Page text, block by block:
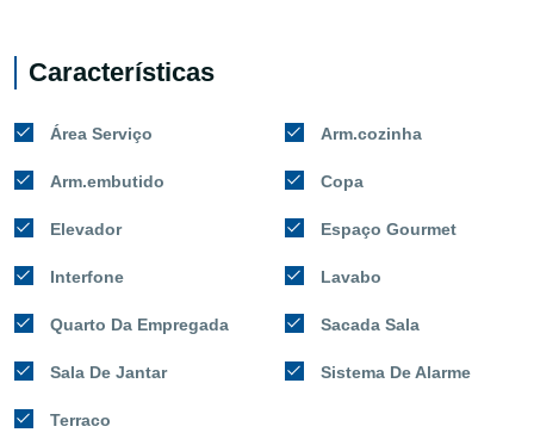
Características
Área Serviço Arm.cozinha
Arm.embutido Copa
Elevador Espaço Gourmet
Interfone Lavabo
Quarto Da Empregada Sacada Sala
Sala De Jantar Sistema De Alarme
Terraco